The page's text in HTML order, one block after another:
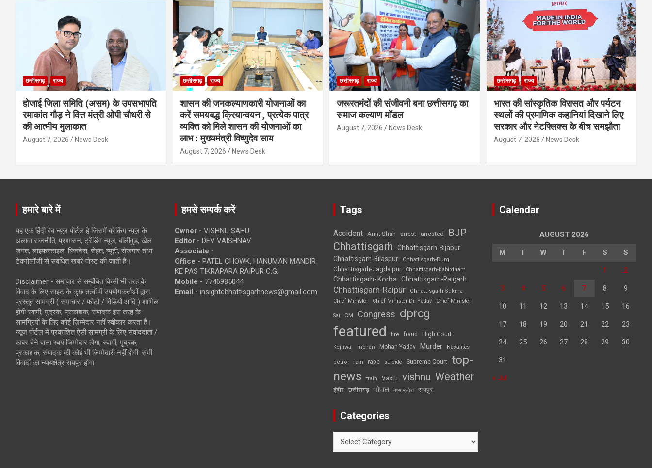
छत्तीसगढ़ राज्य
होजाई जिला समिति (असम) के उपसभापति
रमाकांत गौड़ ने वित्त मंत्री ओपी चौधरी से
की आत्मीय मुलाकात
August 7, 2026 News Desk
छत्तीसगढ़ राज्य
शासन की जनकल्याणकारी योजनाओं का
करें समयबद्ध क्रियान्वयन , प्रत्येक पात्र
व्यक्ति को मिले शासन की योजनाओं का
लाभ : मुख्यमंत्री विष्णुदेव साय
August 7, 2026 News Desk
छत्तीसगढ़ राज्य
जरूरतमंदों की संजीवनी बना छत्तीसगढ़ का
समाज कल्याण मॉडल
August 7, 2026 News Desk
छत्तीसगढ़ राज्य
भारत की सांस्कृतिक विरासत और पर्यटन
स्थलों की प्रमाणिक कहानियां दिखाने लिए
सरकार और नेटफ्लिक्स के बीच समझौता
August 7, 2026 News Desk
हमारे बारे में
यह एक हिंदी वेब न्यूज़ पोर्टल है जिसमें ब्रेकिंग न्यूज़ के
अलावा राजनीति, प्रशासन, ट्रेंडिंग न्यूज, बॉलीवुड, खेल
जगत, लाइफस्टाइल, बिजनेस, सेहत, ब्यूटी, रोजगार तथा
टेक्नोलॉजी से संबंधित खबरें पोस्ट की जाती है।
Disclaimer - समाचार से सम्बंधित किसी भी तरह के
विवाद के लिए साइट के कुछ तत्वों में उपयोगकर्ताओं द्वारा
प्रस्तुत सामग्री ( समाचार / फोटो / विडियो आदि ) शामिल
होगी स्वामी, मुद्रक, प्रकाशक, संपादक इस तरह के
सामग्रियों के लिए कोई ज़िम्मेदार नहीं स्वीकार करता है।
न्यूज़ पोर्टल में प्रकाशित ऐसी सामग्री के लिए संवाददाता /
खबर देने वाला स्वयं जिम्मेदार होगा, स्वामी, मुद्रक,
प्रकाशक, संपादक की कोई भी जिम्मेदारी नहीं होगी. सभी
विवादों का न्यायक्षेत्र रायपुर होगा
हमसे सम्पर्क करें
Owner - VISHNU SAHU
Editor - DEV VAISHNAV
Associate -
Office - PATEL CHOWK, HANUMAN MANDIR
KE PAS TIKRAPARA RAIPUR C.G.
Mobile - 7746985044
Email - insightchhattisgarhnews@gmail.com
Tags
Accident Amit Shah arrest arrested BJP
Chhattisgarh
Chhattisgarh-Bijapur
Chhattisgarh-Bilaspur
Chhattisgarh-Durg
Chhattisgarh-Jagdalpur Chhattisgarh-Kabirdham
Chhattisgarh-Korba Chhattisgarh-Raigarh
Chhattisgarh-Raipur
Chhattisgarh-Sukma
Chief Minister
Chief Minister Dr. Yadav Chief Minister
Sai CM Congress dprcg
featured fire fraud High Court
Kejriwal mohan Mohan Yadav Murder Naxalites
petrol rain rape suicide Supreme Court top-
news
train Vastu vishnu Weather
इंदौर छत्तीसगढ़ भोपाल मध्य प्रदेश रायपुर
Categories
Calendar
AUGUST 2026
M T W T F S S
1 2
3 4 5 6 7 8 9
10 11 12 13 14 15 16
17 18 19 20 21 22 23
24 25 26 27 28 29 30
31
« Jul